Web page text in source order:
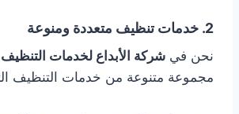
2. خدمات تنظيف متعددة ومنوعة
نحن في شركة الأبداع لخدمات
مجموعة متنوعة من خدمات التنظيف